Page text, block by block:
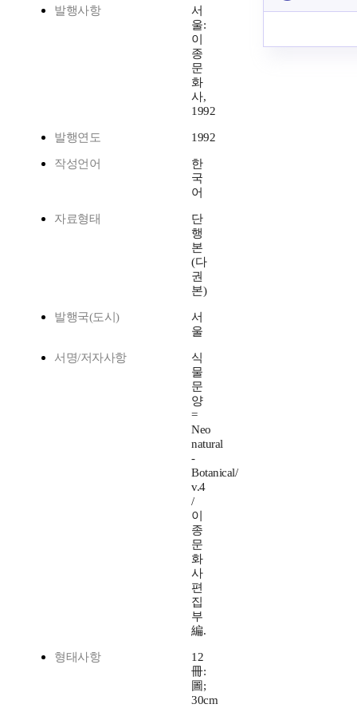
발행사항
서
울:
이
종
문
화
사,
1992
발행연도 1992
작성언어
한
국
어
자료형태
단
행
본
(다
권
본)
발행국(도시)
서
울
서명/저자사항
식
물
문
양
=
Neo
natural
-
Botanical/
v.4
/
이
종
문
화
사
편
집
부
編.
형태사항
12
冊:
圖;
30cm